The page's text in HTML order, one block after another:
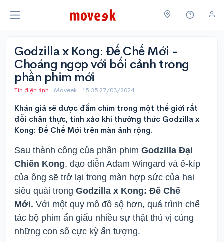
Godzilla x Kong: Đế Chế Mới -
Choáng ngợp với bối cảnh trong
phần phim mới
Tin điện ảnh · Moveek · 15:35 27/03/2024
Khán giả sẽ được đắm chìm trong một thế giới rất
đỗi chân thực, tinh xảo khi thưởng thức Godzilla x
Kong: Đế Chế Mới trên màn ảnh rộng.
Sau thành công của phần phim Godzilla Đại
Chiến Kong, đạo diễn Adam Wingard và ê-kíp
của ông sẽ trở lại trong màn hợp sức của hai
siêu quái trong Godzilla x Kong: Đế Chế
Mới. Với một quy mô đồ sộ hơn, quá trình chế
tác bộ phim ẩn giấu nhiều sự thật thú vị cùng
những con số cực kỳ ấn tượng.